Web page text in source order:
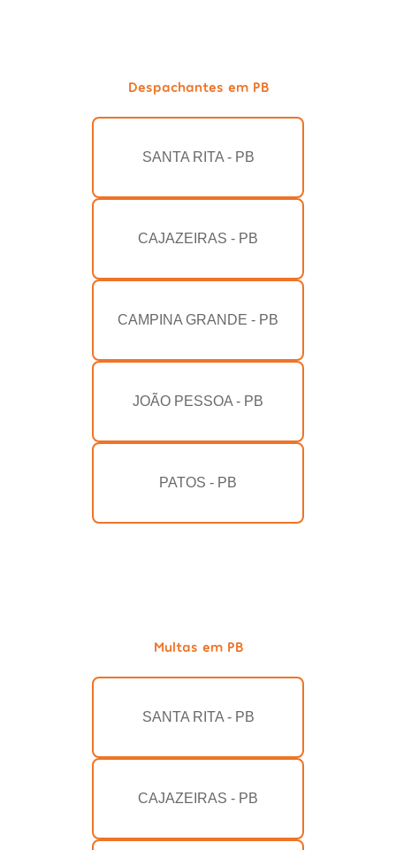
Despachantes em PB
SANTA RITA - PB
CAJAZEIRAS - PB
CAMPINA GRANDE - PB
JOÃO PESSOA - PB
PATOS - PB
Multas em PB
SANTA RITA - PB
CAJAZEIRAS - PB